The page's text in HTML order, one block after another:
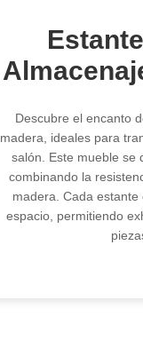
Descubre el encanto
madera, ideales para
salón. Este mueble se
combinando la
madera. Cada
espacio, permitiendo